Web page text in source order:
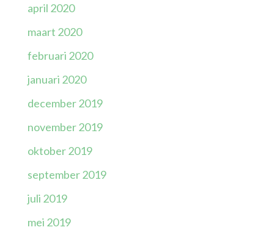
april 2020
maart 2020
februari 2020
januari 2020
december 2019
november 2019
oktober 2019
september 2019
juli 2019
mei 2019